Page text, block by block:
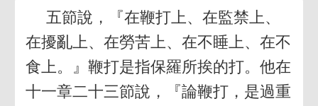
五節說，『在鞭打上、在監禁上、
在擾亂上、在勞苦上、在不睡上、在不
食上。』鞭打是指保羅所挨的打。他在
十一章二十三節說，『論鞭打，是過重